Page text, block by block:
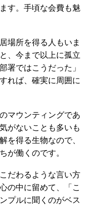
す。手頃な会費も魅
場所を得る人もいま
、今まで以上に孤立
署ではこうだった」
れば、確実に周囲に
マウンティングであ
がないことも多いも
を得る生物なので、
が働くのです。
だわるような言い方
の中に留めて、「こ
プルに聞くのがベス